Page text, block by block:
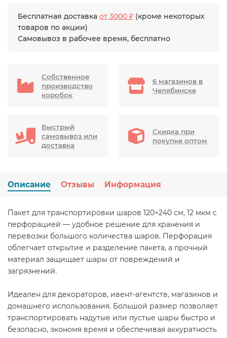
Бесплатная доставка от 3000 ₽ (кроме некоторых
товаров по акции)
Самовывоз в рабочее время, бесплатно
Собственное
производство
коробок
6 магазинов в
Челябинске
Быстрый
самовывоз или
доставка
Скидка при
покупке оптом
Описание Отзывы Информация
Пакет для транспортировки шаров 120×240 см, 12 мкм с
перфорацией — удобное решение для хранения и
перевозки большого количества шаров. Перфорация
облегчает открытие и разделение пакета, а прочный
материал защищает шары от повреждений и
загрязнений.
Идеален для декораторов, ивент-агентств, магазинов и
домашнего использования. Большой размер позволяет
транспортировать надутые или пустые шары быстро и
безопасно, экономя время и обеспечивая аккуратность